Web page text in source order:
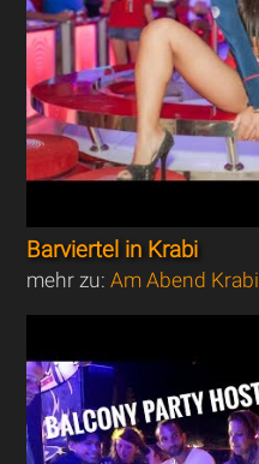
Barviertel in Krabi
mehr zu:Am Abend Krabi